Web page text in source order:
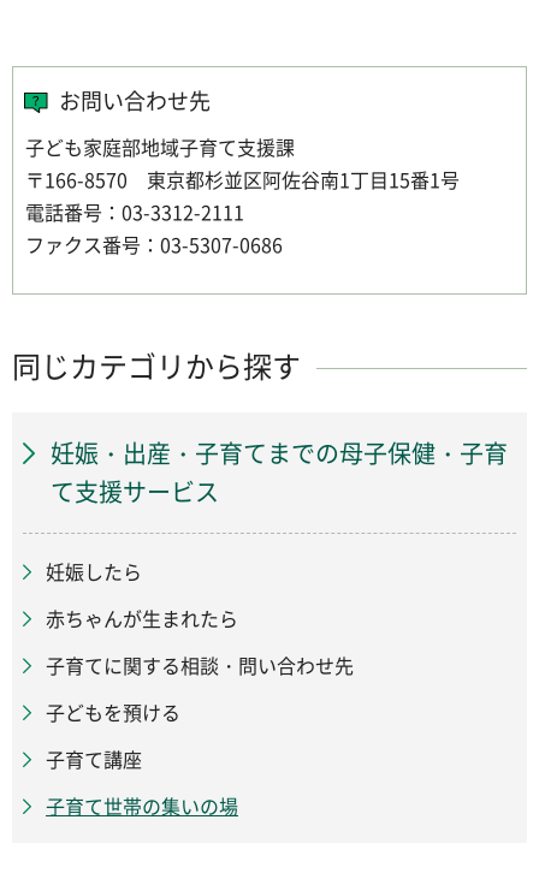
お問い合わせ先
子ども家庭部地域子育て支援課
〒166-8570 東京都杉並区阿佐谷南1丁目15番1号
電話番号：03-3312-2111
ファクス番号：03-5307-0686
同じカテゴリから探す
妊娠・出産・子育てまでの母子保健・子育
て支援サービス
妊娠したら
赤ちゃんが生まれたら
子育てに関する相談・問い合わせ先
子どもを預ける
子育て講座
子育て世帯の集いの場